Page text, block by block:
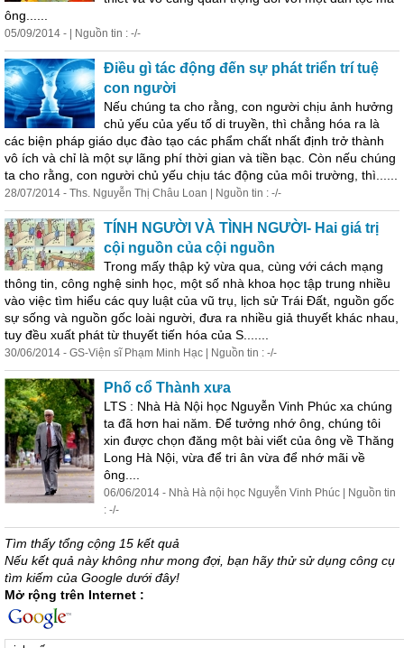
ông......
05/09/2014 - | Nguồn tin : -/-
Điều gì tác động đến sự phát triển trí tuệ
con người
Nếu chúng ta cho rằng, con người chịu ảnh hưởng
chủ yếu của yếu tố di truyền, thì chẳng hóa ra là
các biện pháp giáo dục đào tạo các phẩm chất nhất định trở thành
vô ích và chỉ là một sự lãng phí thời gian và tiền bạc. Còn nếu chúng
ta cho rằng, con người chủ yếu chịu tác động của môi trường, thì......
28/07/2014 - Ths. Nguyễn Thị Châu Loan | Nguồn tin : -/-
TÍNH NGƯỜI VÀ TÌNH NGƯỜI- Hai giá trị
cội nguồn của cội nguồn
Trong mấy thập kỷ vừa qua, cùng với cách mạng
thông tin, công nghệ sinh học, một số nhà khoa học tập trung nhiều
vào việc tìm hiểu các quy luật của vũ trụ, lịch sử Trái Đất, nguồn gốc
sự sống và nguồn gốc loài người, đưa ra nhiều giả thuyết khác nhau,
tuy đều xuất phát từ thuyết tiến hóa của S.......
30/06/2014 - GS-Viện sĩ Phạm Minh Hạc | Nguồn tin : -/-
Phố cổ Thành xưa
LTS : Nhà Hà Nội học Nguyễn Vinh Phúc xa chúng
ta đã hơn hai năm. Để tưởng nhớ ông, chúng tôi
xin được chọn đăng một bài viết của ông về Thăng
Long Hà Nội, vừa để tri ân vừa để nhớ mãi về
ông....
06/06/2014 - Nhà Hà nội học Nguyễn Vinh Phúc | Nguồn tin
: -/-
Tìm thấy tổng cộng 15 kết quả
Nếu kết quả này không như mong đợi, bạn hãy thử sử dụng công cụ
tìm kiếm của Google dưới đây!
Mở rộng trên Internet :